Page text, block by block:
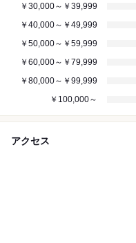
￥30,000～￥39,999
￥40,000～￥49,999
￥50,000～￥59,999
￥60,000～￥79,999
￥80,000～￥99,999
￥100,000～
アクセス